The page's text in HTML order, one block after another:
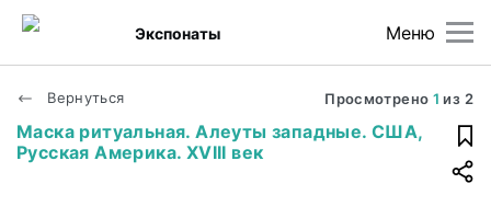
Меню
Экспонаты
Вернуться Просмотрено 1 из 2
Маска ритуальная. Алеуты западные. США,
Русская Америка. XVIII век